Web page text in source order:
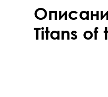
Titans of